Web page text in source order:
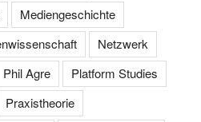
Mediengeschichte
Netzwerk
Phil Agre
Platform Studies
Praxistheorie